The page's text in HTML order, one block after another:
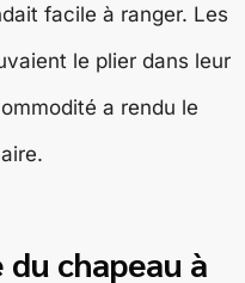
facile à ranger. Les
le plier dans leur
a rendu le
chapeau à